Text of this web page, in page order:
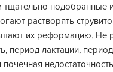
подобранные
растворять
их реформацию. Не
период лактации,
недостаточность